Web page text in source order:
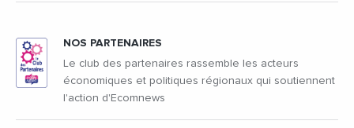
NOS PARTENAIRES
Le club des partenaires rassemble les acteurs
économiques et politiques régionaux qui soutiennent
l'action d'Ecomnews